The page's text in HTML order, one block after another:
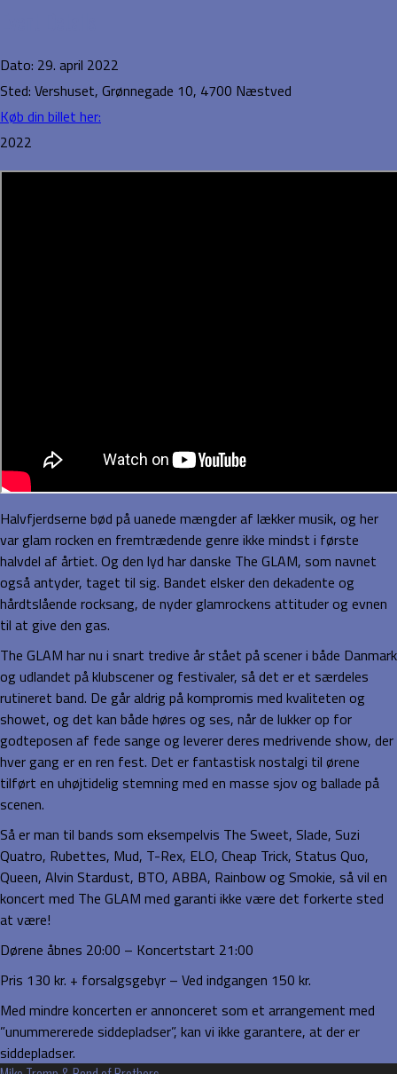
Dato: 29. april 2022
Sted: Vershuset, Grønnegade 10, 4700 Næstved
Køb din billet her:
2022
Halvfjerdserne bød på uanede mængder af lækker musik, og her
var glam rocken en fremtrædende genre ikke mindst i første
halvdel af årtiet. Og den lyd har danske The GLAM, som navnet
også antyder, taget til sig. Bandet elsker den dekadente og
hårdtslående rocksang, de nyder glamrockens attituder og evnen
til at give den gas.
The GLAM har nu i snart tredive år stået på scener i både Danmark
og udlandet på klubscener og festivaler, så det er et særdeles
rutineret band. De går aldrig på kompromis med kvaliteten og
showet, og det kan både høres og ses, når de lukker op for
godteposen af fede sange og leverer deres medrivende show, der
hver gang er en ren fest. Det er fantastisk nostalgi til ørene
tilført en uhøjtidelig stemning med en masse sjov og ballade på
scenen.
Så er man til bands som eksempelvis The Sweet, Slade, Suzi
Quatro, Rubettes, Mud, T-Rex, ELO, Cheap Trick, Status Quo,
Queen, Alvin Stardust, BTO, ABBA, Rainbow og Smokie, så vil en
koncert med The GLAM med garanti ikke være det forkerte sted
at være!
Dørene åbnes 20:00 – Koncertstart 21:00
Pris 130 kr. + forsalgsgebyr – Ved indgangen 150 kr.
Med mindre koncerten er annonceret som et arrangement med
”unummererede siddepladser”, kan vi ikke garantere, at der er
siddepladser.